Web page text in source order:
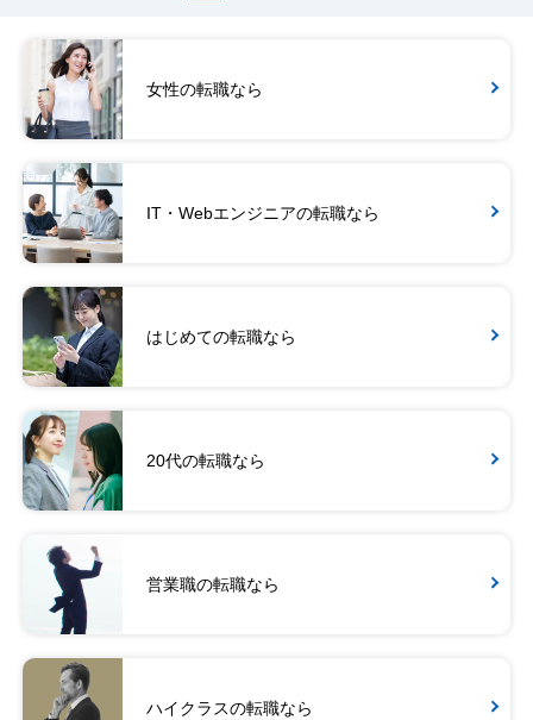
女性の転職なら
IT・Webエンジニアの転職なら
はじめての転職なら
20代の転職なら
営業職の転職なら
ハイクラスの転職なら